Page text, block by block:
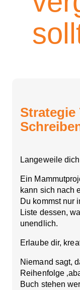
Strategie
Langeweile
Ein
kann sich nach
Du kommst nur
Liste dessen,
unendlich.
Erlaube dir,
Niemand sagt,
Reihenfolge
Buch stehen